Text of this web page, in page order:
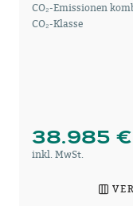
CO₂-Emissionen
CO₂-Klasse
38.985 €
inkl. MwSt.